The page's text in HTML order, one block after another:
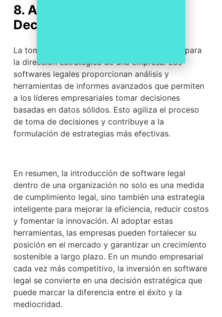
8. Agilizando la Toma de
Decisiones
La toma de decisiones informada es esencial para
la dirección estratégica de una empresa. Los
softwares legales proporcionan análisis y
herramientas de informes avanzados que permiten
a los líderes empresariales tomar decisiones
basadas en datos sólidos. Esto agiliza el proceso
de toma de decisiones y contribuye a la
formulación de estrategias más efectivas.
En resumen, la introducción de software legal
dentro de una organización no solo es una medida
de cumplimiento legal, sino también una estrategia
inteligente para mejorar la eficiencia, reducir costos
y fomentar la innovación. Al adoptar estas
herramientas, las empresas pueden fortalecer su
posición en el mercado y garantizar un crecimiento
sostenible a largo plazo. En un mundo empresarial
cada vez más competitivo, la inversión en software
legal se convierte en una decisión estratégica que
puede marcar la diferencia entre el éxito y la
mediocridad.